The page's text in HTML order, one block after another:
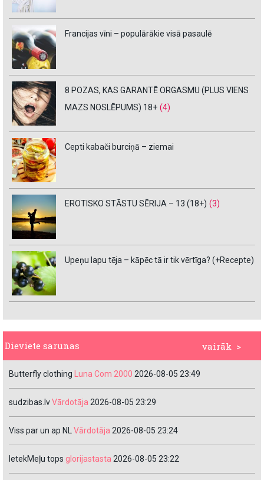
Francijas vīni – populārākie visā pasaulē
8 POZAS, KAS GARANTĒ ORGASMU (PLUS VIENS
MAZS NOSLĒPUMS) 18+ (4)
Cepti kabači burciņā – ziemai
EROTISKO STĀSTU SĒRIJA – 13 (18+) (3)
Upeņu lapu tēja – kāpēc tā ir tik vērtīga? (+Recepte)
vairāk >
Dieviete sarunas
Butterfly clothing Luna Com 2000 2026-08-05 23:49
sudzibas.lvVārdotāja 2026-08-05 23:29
Viss par un ap NLVārdotāja 2026-08-05 23:24
IetekMeļu tops glorijastasta 2026-08-05 23:22